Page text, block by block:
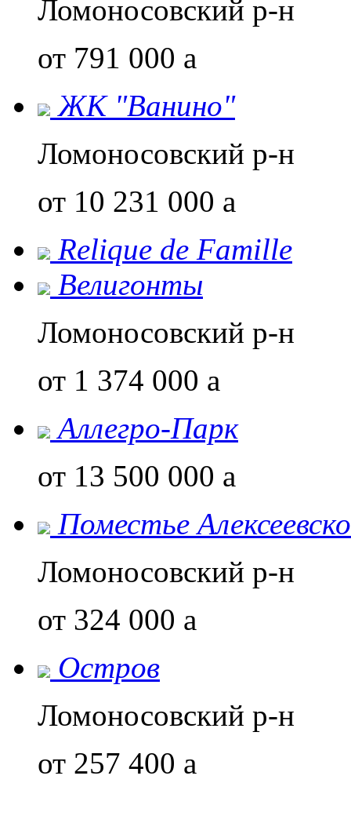
Ломоносовский р-н
от 791 000 a
ЖК "Ванино"
Ломоносовский р-н
от 10 231 000 a
Relique de Famillе
Велигонты
Ломоносовский р-н
от 1 374 000 a
Аллегро-Парк
от 13 500 000 a
Поместье
Ломоносовский р-н
от 324 000 a
Остров
Ломоносовский р-н
от 257 400 a